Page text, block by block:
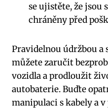
se ujistěte, že jsou
chráněny před
Pravidelnou údržbou a
můžete zaručit
vozidla a prodloužit
autobaterie. Buďte
manipulaci s kabely a